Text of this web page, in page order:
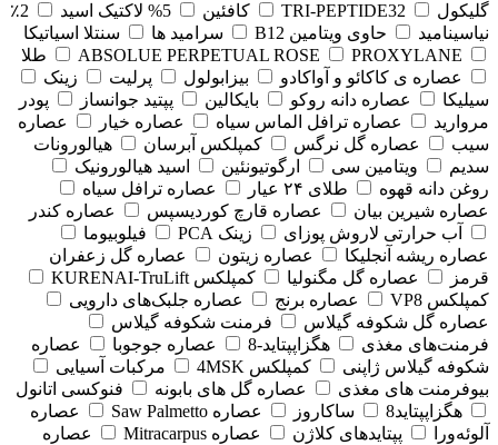
گلیکول
TRI-PEPTIDE32 کافئین 5% لاکتیک اسید
2٪
نیاسینامید
حاوی ویتامین B12 سرامید ها
سنتلا اسیاتیکا
ABSOLUE PERPETUAL ROSE
PROXYLANE
طلا
عصاره ی کاکائو و آواکادو
بیزابولول پرلیت
زینک
سیلیکا
عصاره دانه روکو بایکالین پپتید جوانساز
پودر
مروارید
عصاره ترافل الماس سیاه عصاره خیار
عصاره
سیب
عصاره گل نرگس کمپلکس آبرسان
هیالورونات
سدیم
ویتامین سی ارگوتیونئین
اسید هیالورونیک
روغن دانه قهوه
طلای ۲۴ عیار
عصاره ترافل سیاه
عصاره شیرین بیان
عصاره قارچ کوردیسپس
عصاره کندر
آب حرارتی لاروش پوزای
زینک PCA
فیلوبیوما
عصاره ریشه آنجلیکا
عصاره زیتون
عصاره گل زعفران
قرمز
عصاره گل مگنولیا
کمپلکس KURENAI-TruLift
کمپلکس VP8
عصاره برنج
عصاره جلبک‌های دارویی
عصاره گل شکوفه گیلاس
فرمنت شکوفه گیلاس
فرمنت‌های مغذی
هگزاپپتاید-8 عصاره جوجوبا
عصاره
شکوفه گیلاس ژاپنی
کمپلکس 4MSK
مرکبات آسیایی
بیوفرمنت های مغذی
عصاره گل های بابونه
فنوکسی اتانول
هگزاپپتاید8
ساکاروز عصاره Saw Palmetto
عصاره
آلوئه‌ورا
پپتایدهای کلاژن عصاره Mitracarpus
عصاره